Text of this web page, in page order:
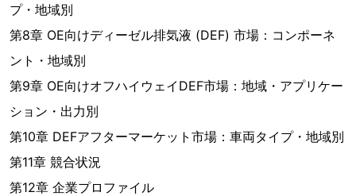
プ・地域別
第8章 OE向けディーゼル排気液 (DEF) 市場：コンポーネ
ント・地域別
第9章 OE向けオフハイウェイDEF市場：地域・アプリケー
ション・出力別
第10章 DEFアフターマーケット市場：車両タイプ・地域別
第11章 競合状況
第12章 企業プロファイル